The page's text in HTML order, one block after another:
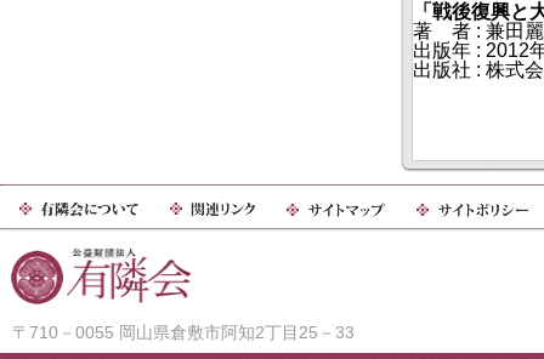
「戦後復興と
著 者 : 兼田
出版年 : 2012
出版社 : 株式
〒710－0055 岡山県倉敷市阿知2丁目25－33